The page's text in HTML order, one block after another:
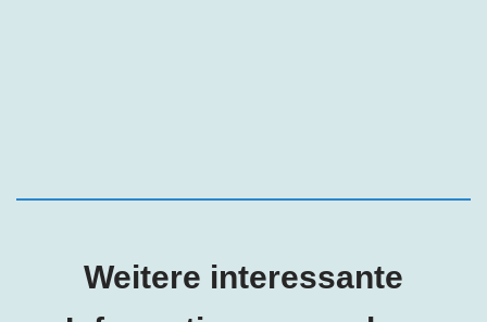
Weitere interessante